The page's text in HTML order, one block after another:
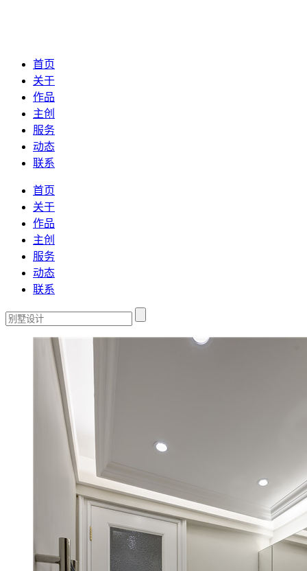
首页
关于
作品
主创
服务
动态
联系
首页
关于
作品
主创
服务
动态
联系